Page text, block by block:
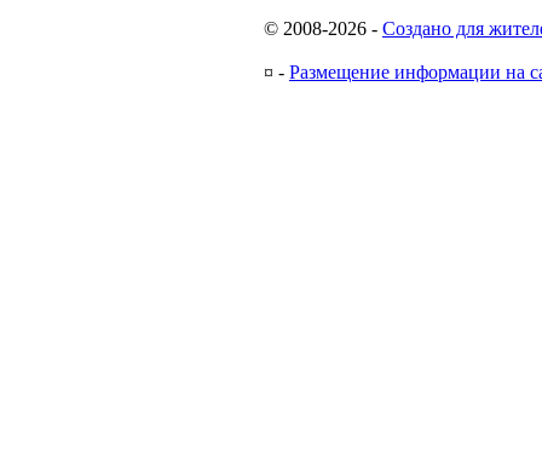
© 2008-2026 - Создано для
¤ - Размещение информации на